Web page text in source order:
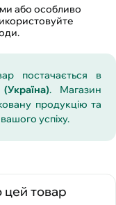
або особливо
постачається в
. Магазин
продукцію та
успіху.
цей товар